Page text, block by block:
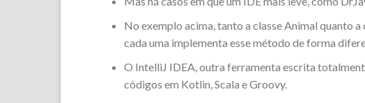
No exemplo acima, tanto a classe Animal quanto
cada uma implementa esse método de forma
O IntelliJ IDEA, outra ferramenta escrita
códigos em Kotlin, Scala e Groovy.